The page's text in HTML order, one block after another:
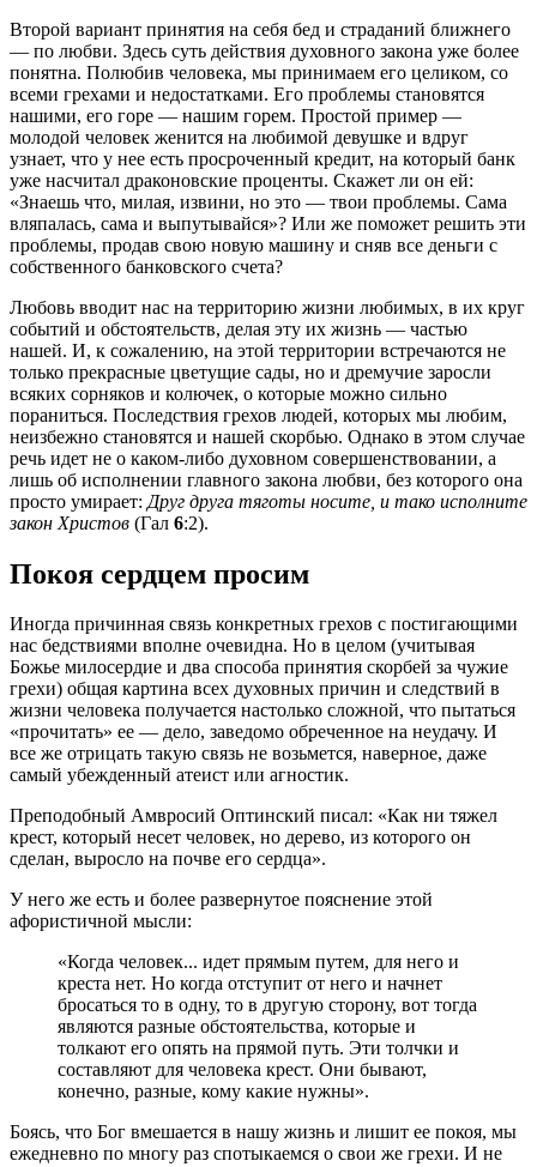
Второй вариант принятия на себя бед и страданий ближнего
— по любви. Здесь суть действия духовного закона уже более
понятна. Полюбив человека, мы принимаем его целиком, со
всеми грехами и недостатками. Его проблемы становятся
нашими, его горе — нашим горем. Простой пример —
молодой человек женится на любимой девушке и вдруг
узнает, что у нее есть просроченный кредит, на который банк
уже насчитал драконовские проценты. Скажет ли он ей:
«Знаешь что, милая, извини, но это — твои проблемы. Сама
вляпалась, сама и выпутывайся»? Или же поможет решить эти
проблемы, продав свою новую машину и сняв все деньги с
собственного банковского счета?
Любовь вводит нас на территорию жизни любимых, в их круг
событий и обстоятельств, делая эту их жизнь — частью
нашей. И, к сожалению, на этой территории встречаются не
только прекрасные цветущие сады, но и дремучие заросли
всяких сорняков и колючек, о которые можно сильно
пораниться. Последствия грехов людей, которых мы любим,
неизбежно становятся и нашей скорбью. Однако в этом случае
речь идет не о каком-либо духовном совершенствовании, а
лишь об исполнении главного закона любви, без которого она
просто умирает: Друг друга тяготы носите, и тако исполните
закон Христов (Гал 6:2).
Покоя сердцем просим
Иногда причинная связь конкретных грехов с постигающими
нас бедствиями вполне очевидна. Но в целом (учитывая
Божье милосердие и два способа принятия скорбей за чужие
грехи) общая картина всех духовных причин и следствий в
жизни человека получается настолько сложной, что пытаться
«прочитать» ее — дело, заведомо обреченное на неудачу. И
все же отрицать такую связь не возьмется, наверное, даже
самый убежденный атеист или агностик.
Преподобный Амвросий Оптинский писал: «Как ни тяжел
крест, который несет человек, но дерево, из которого он
сделан, выросло на почве его сердца».
У него же есть и более развернутое пояснение этой
афористичной мысли:
«Когда человек... идет прямым путем, для него и
креста нет. Но когда отступит от него и начнет
бросаться то в одну, то в другую сторону, вот тогда
являются разные обстоятельства, которые и
толкают его опять на прямой путь. Эти толчки и
составляют для человека крест. Они бывают,
конечно, разные, кому какие нужны».
Боясь, что Бог вмешается в нашу жизнь и лишит ее покоя, мы
ежедневно по многу раз спотыкаемся о свои же грехи. И не